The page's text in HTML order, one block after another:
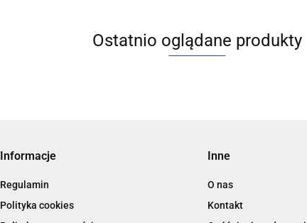
Ostatnio oglądane produkty
Informacje
Regulamin
Polityka cookies
Inne
O nas
Kontakt